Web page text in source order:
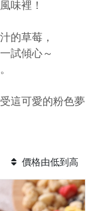
味裡！
的草莓，
試傾心～
這可愛的粉色夢
價格由低到高